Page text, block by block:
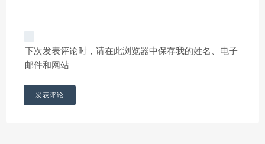
下次发表评论时，请在此浏览器中保存我的姓名、电子
邮件和网站